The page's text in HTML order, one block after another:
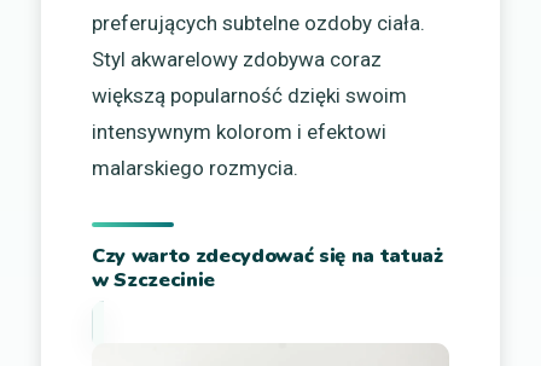
preferujących subtelne ozdoby ciała.
Styl akwarelowy zdobywa coraz
większą popularność dzięki swoim
intensywnym kolorom i efektowi
malarskiego rozmycia.
Czy warto zdecydować się na tatuaż
w Szczecinie